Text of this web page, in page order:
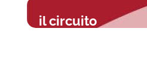
il circuito